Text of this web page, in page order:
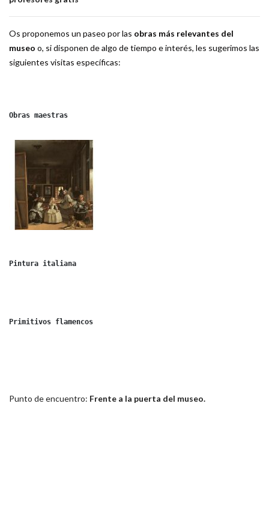
Os proponemos un paseo por las obras más relevantes del
museo o, si disponen de algo de tiempo e interés, les sugerimos las
siguientes visitas específicas:
Obras maestras
Pintura italiana
Primitivos flamencos
Punto de encuentro: Frente a la puerta del museo.